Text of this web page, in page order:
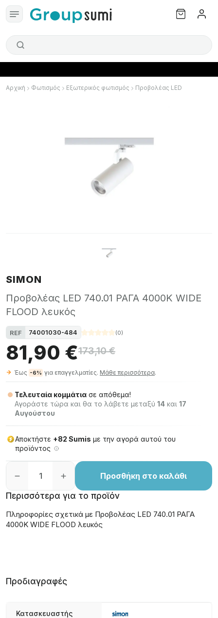
Αρχική Φωτισμός Εξωτερικός φωτισμός Προβολέας LED
SIMON
Προβολέας LED 740.01 ΡΑΓΑ 4000K WIDE
FLOOD λευκός
REF 74001030-484 (0)
81,90 €173,10 €
Έως -6% για επαγγελματίες. Μάθε περισσότερα.
Τελευταία κομμάτια σε απόθεμα!
Αγοράστε τώρα και θα το λάβετε μεταξύ14 και17
Αυγούστου
Αποκτήστε +82 Sumis με την αγορά αυτού του
προϊόντος
Προσθήκη στο καλάθι
Περισσότερα για το προϊόν
Πληροφορίες σχετικά με Προβολέας LED 740.01 ΡΑΓΑ
4000K WIDE FLOOD λευκός
Προδιαγραφές
Κατασκευαστής